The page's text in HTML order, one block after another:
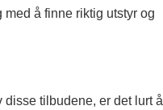
å finne riktig utstyr og
tilbudene, er det lurt å